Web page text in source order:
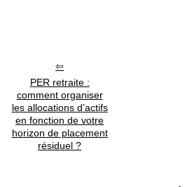
PER retraite :
comment organiser
les allocations d’actifs
en fonction de votre
horizon de placement
résiduel ?